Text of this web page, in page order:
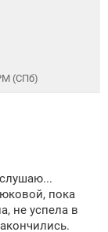
(СПб)
пока
не успела в